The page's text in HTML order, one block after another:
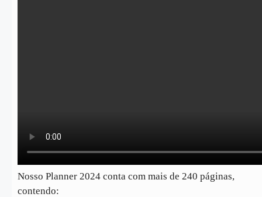
Nosso Planner 2024 conta com mais de 240 páginas,
contendo: